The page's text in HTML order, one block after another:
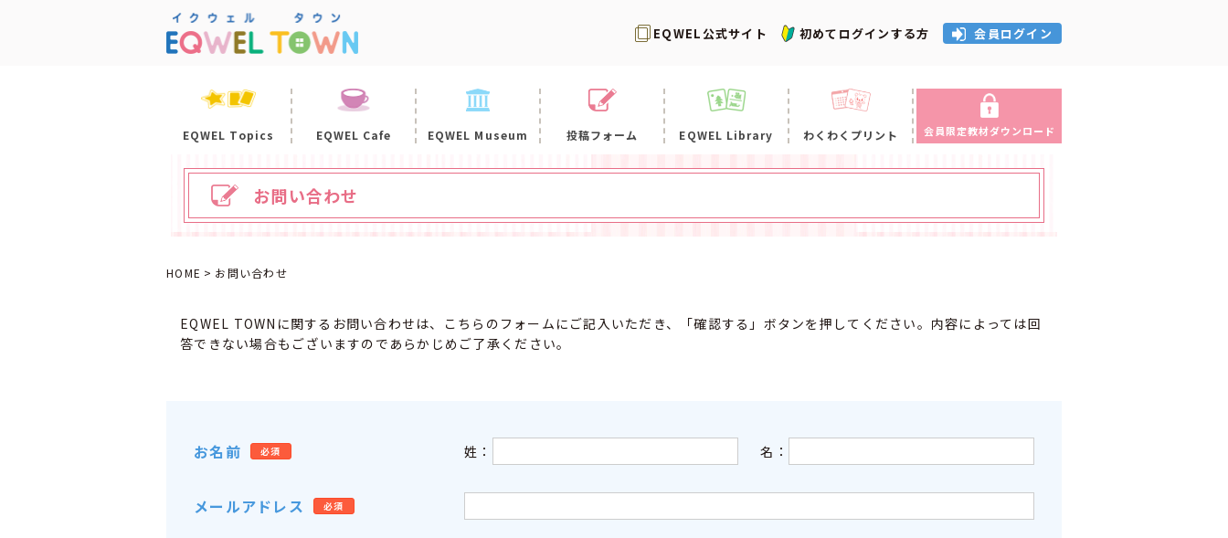
EQWEL公式サイト 初めてログインする方 会員ログイン
EQWEL Topics EQWEL Cafe EQWEL Museum 投稿フォーム EQWEL Library わくわくプリント 会員限定教材ダウンロード
お問い合わせ
HOME お問い合わせ
EQWEL TOWNに関するお問い合わせは、こちらのフォームにご記入いただき、「確認する」ボタンを押してください。内容によっては回
答できない場合もございますのであらかじめご了承ください。
お名前 必須 姓： 名：
メールアドレス 必須